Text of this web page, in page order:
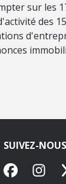
sur les
des
SUIVEZ-NOUS
Facebook
X